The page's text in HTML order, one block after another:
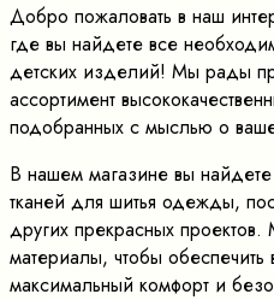
Добро пожаловать в наш
где вы найдете все
детских изделий! Мы рады
ассортимент
подобранных с мыслью о
В нашем магазине вы
тканей для шитья одежды,
других прекрасных
материалы, чтобы
максимальный комфорт и